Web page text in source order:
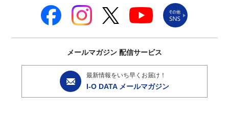
メールマガジン 配信サービス
最新情報をいち早くお届け！
I-O DATA メールマガジン